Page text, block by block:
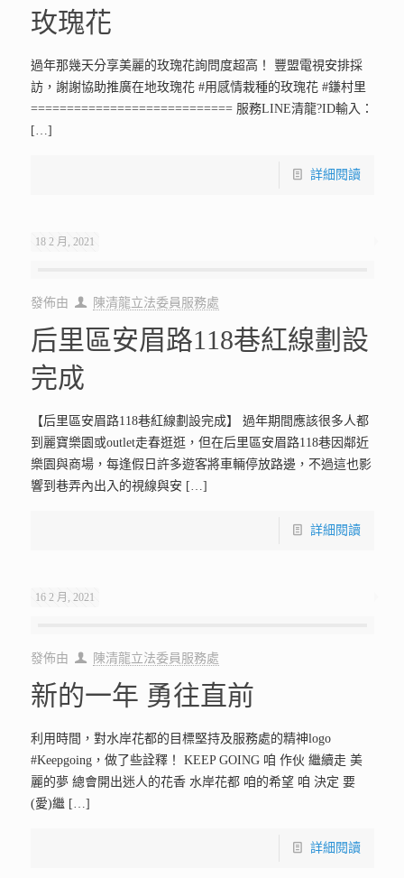
玫瑰花
過年那幾天分享美麗的玫瑰花詢問度超高！ 豐盟電視安排採
訪，謝謝協助推廣在地玫瑰花 #用感情栽種的玫瑰花 #鎌村里
============================ 服務LINE清龍?ID輸入：
[…]
詳細閱讀
18 2 月, 2021
發佈由 陳清龍立法委員服務處
后里區安眉路118巷紅線劃設
完成
【后里區安眉路118巷紅線劃設完成】 過年期間應該很多人都
到麗寶樂園或outlet走春逛逛，但在后里區安眉路118巷因鄰近
樂園與商場，每逢假日許多遊客將車輛停放路邊，不過這也影
響到巷弄內出入的視線與安 […]
詳細閱讀
16 2 月, 2021
發佈由 陳清龍立法委員服務處
新的一年 勇往直前
利用時間，對水岸花都的目標堅持及服務處的精神logo
#Keepgoing，做了些詮釋！ KEEP GOING 咱 作伙 繼續走 美
麗的夢 總會開出迷人的花香 水岸花都 咱的希望 咱 決定 要
(愛)繼 […]
詳細閱讀